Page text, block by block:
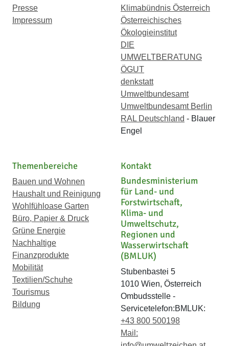
Presse
Impressum
Klimabündnis Österreich
Österreichisches
Ökologieinstitut
DIE
UMWELTBERATUNG
ÖGUT
denkstatt
Umweltbundesamt
Umweltbundesamt Berlin
RAL Deutschland - Blauer
Engel
Themenbereiche
Bauen und Wohnen
Haushalt und Reinigung
Wohlfühloase Garten
Büro, Papier & Druck
Grüne Energie
Nachhaltige
Finanzprodukte
Mobilität
Textilien/Schuhe
Tourismus
Bildung
Kontakt
Bundesministerium
für Land- und
Forstwirtschaft,
Klima- und
Umweltschutz,
Regionen und
Wasserwirtschaft
(BMLUK)
Stubenbastei 5
1010 Wien, Österreich
Ombudsstelle -
Servicetelefon:BMLUK:
+43 800 500198
Mail: